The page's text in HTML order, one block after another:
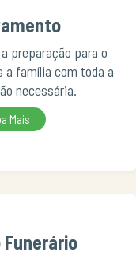
preparação para o
a família com toda a
necessária.
Mais